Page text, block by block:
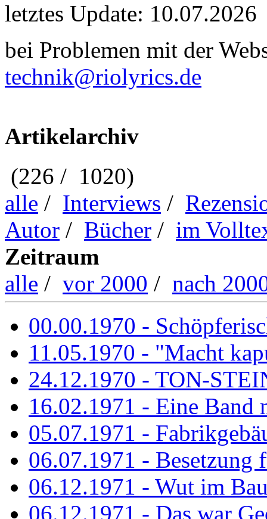
letztes Update: 10.07.2026
bei Problemen mit der
technik@riolyrics.de
Artikelarchiv
(226 / 1020)
alle / Interviews /
Autor / Bücher / im
Zeitraum
alle / vor 2000 / nach
00.00.1970 -
11.05.1970 - "Macht
24.12.1970 - TON-
16.02.1971 - Eine Band
05.07.1971 -
06.07.1971 - Besetzung
06.12.1971 - Wut im
06.12.1971 - Das war